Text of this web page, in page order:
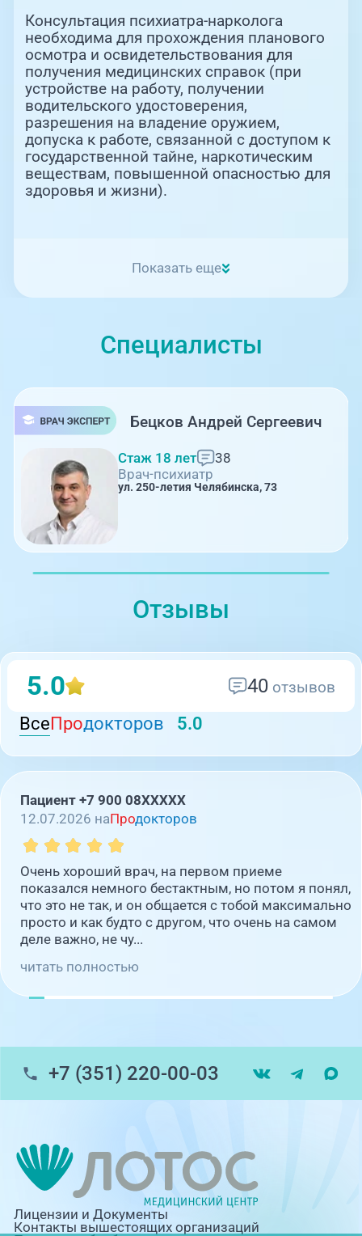
Консультация психиатра-нарколога
необходима для прохождения планового
осмотра и освидетельствования для
получения медицинских справок (при
устройстве на работу, получении
водительского удостоверения,
разрешения на владение оружием,
допуска к работе, связанной с доступом к
государственной тайне, наркотическим
веществам, повышенной опасностью для
здоровья и жизни).
Показать еще
Специалисты
Бецков Андрей Сергеевич
Стаж 18 лет
38
Врач-психиатр
ул. 250-летия Челябинска, 73
Отзывы
5.0 40отзывов
ВсеПродокторов 5.0
Пациент +7 900 08XXXXX
12.07.2026 наПродокторов
Очень хороший врач, на первом приеме
показался немного бестактным, но потом я понял,
что это не так, и он общается с тобой максимально
просто и как будто с другом, что очень на самом
деле важно, не чу...
читать полностью
+7 (351) 220-00-03
Лицензии и Документы
Контакты вышестоящих организаций